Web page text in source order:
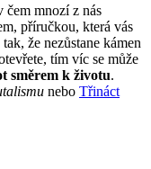
mnozí z nás
příručkou, která vás
že nezůstane kámen
tím víc se může
směrem k životu.
nebo Třináct